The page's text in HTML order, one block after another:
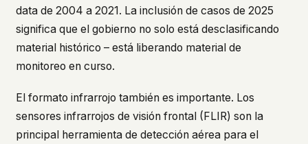
data de 2004 a 2021. La inclusión de casos de 2025
significa que el gobierno no solo está desclasificando
material histórico – está liberando material de
monitoreo en curso.
El formato infrarrojo también es importante. Los
sensores infrarrojos de visión frontal (FLIR) son la
principal herramienta de detección aérea para el